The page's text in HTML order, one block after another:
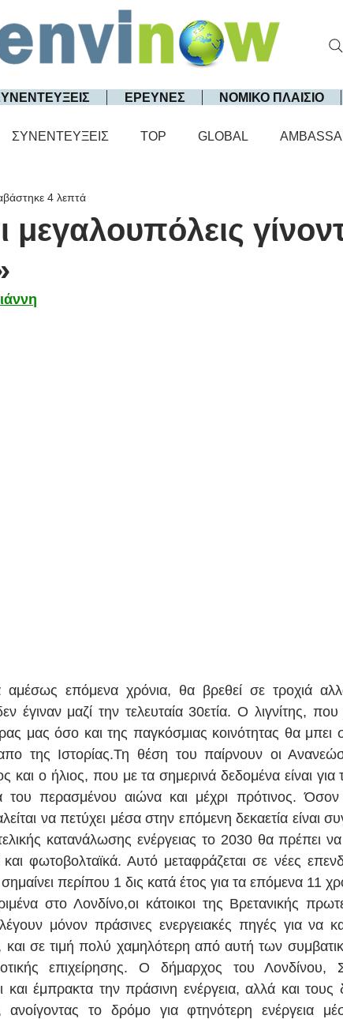
ΕΡΕΥΝΕΣ ΝΟΜΙΚΟ ΠΛΑΙΣΙΟ
ΣΥΝΕΝΤΕΥΞΕΙΣ TOP GLOBAL
μεγαλουπόλεις
4 λεπτά
αμέσως επόμενα χρόνια, θα βρεθεί σε τροχιά
έγιναν μαζί την τελευταία 30ετία. Ο λιγνίτης, που
μας όσο και της παγκόσμιας κοινότητας θα μπει
της Ιστορίας.Τη θέση του παίρνουν οι
και ο ήλιος, που με τα σημερινά δεδομένα είναι για
του περασμένου αιώνα και μέχρι πρότινος.
να πετύχει μέσα στην επόμενη δεκαετία είναι
κατανάλωσης ενέργειας το 2030 θα πρέπει να
φωτοβολταϊκά. Αυτό μεταφράζεται σε νέες
περίπου 1 δις κατά έτος για τα επόμενα 11
στο Λονδίνο,οι κάτοικοι της Βρετανικής
μόνον πράσινες ενεργειακές πηγές για να
και σε τιμή πολύ χαμηλότερη από αυτή των
επιχείρησης. Ο δήμαρχος του Λονδίνου,
και έμπρακτα την πράσινη ενέργεια, αλλά και τους
ανοίγοντας το δρόμο για φτηνότερη ενέργεια